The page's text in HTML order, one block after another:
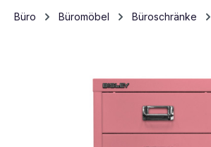
Büro Büromöbel Büroschränke